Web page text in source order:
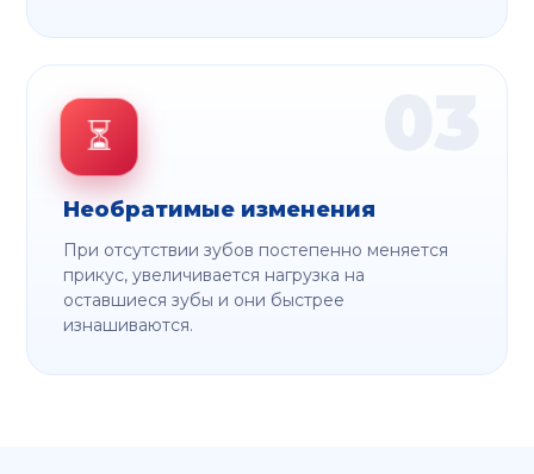
⏳
Необратимые изменения
При отсутствии зубов постепенно меняется
прикус, увеличивается нагрузка на
оставшиеся зубы и они быстрее
изнашиваются.